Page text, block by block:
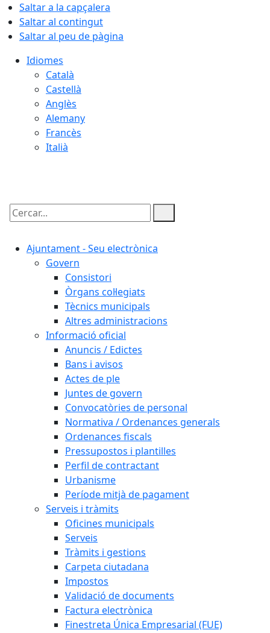
Saltar a la capçalera
Saltar al contingut
Saltar al peu de pàgina
Idiomes
Català
Castellà
Anglès
Alemany
Francès
Italià
Cercar:
Ajuntament - Seu electrònica
Govern
Consistori
Òrgans col·legiats
Tècnics municipals
Altres administracions
Informació oficial
Anuncis / Edictes
Bans i avisos
Actes de ple
Juntes de govern
Convocatòries de personal
Normativa / Ordenances generals
Ordenances fiscals
Pressupostos i plantilles
Perfil de contractant
Urbanisme
Període mitjà de pagament
Serveis i tràmits
Oficines municipals
Serveis
Tràmits i gestions
Carpeta ciutadana
Impostos
Validació de documents
Factura electrònica
Finestreta Única Empresarial (FUE)